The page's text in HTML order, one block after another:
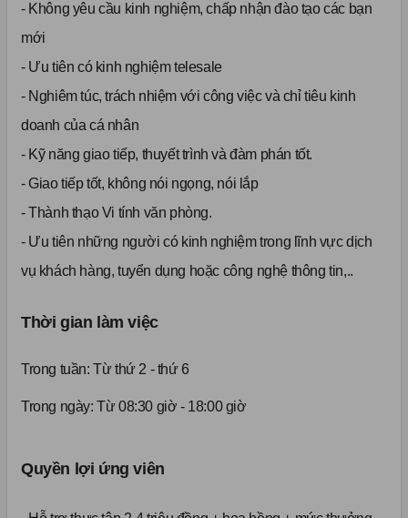
- Không yêu cầu kinh nghiệm, chấp nhận đào tạo các bạn
mới
- Ưu tiên có kinh nghiệm telesale
- Nghiêm túc, trách nhiệm với công việc và chỉ tiêu kinh
doanh của cá nhân
- Kỹ năng giao tiếp, thuyết trình và đàm phán tốt.
- Giao tiếp tốt, không nói ngọng, nói lắp
- Thành thạo Vi tính văn phòng.
- Ưu tiên những người có kinh nghiệm trong lĩnh vực dịch
vụ khách hàng, tuyển dụng hoặc công nghệ thông tin,..
Thời gian làm việc
Trong tuần:Từ thứ 2 - thứ 6
Trong ngày: Từ 08:30 giờ - 18:00 giờ
Quyền lợi ứng viên